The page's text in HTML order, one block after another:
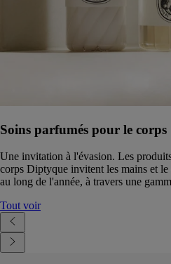
Soins parfumés pour le corps
Une invitation à l'évasion. Les
corps Diptyque invitent les mains et
au long de l'année, à travers une
Tout voir